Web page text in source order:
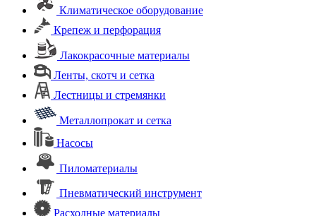
Климатическое оборудование
Крепеж и перфорация
Лакокрасочные материалы
Ленты, скотч и сетка
Лестницы и стремянки
Металлопрокат и сетка
Насосы
Пиломатериалы
Пневматический инструмент
Расходные материалы